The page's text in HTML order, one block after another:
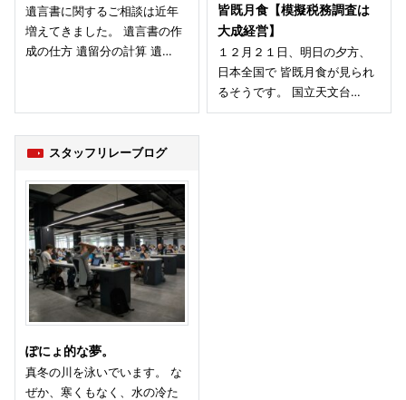
遺言書に関するご相談は近年
増えてきました。 遺言書の作
成の仕方 遺留分の計算 遺…
皆既月食【模擬税務調査は
大成経営】
１２月２１日、明日の夕方、
日本全国で 皆既月食が見られ
るそうです。 国立天文台…
スタッフリレーブログ
ぽにょ的な夢。
真冬の川を泳いでいます。 な
ぜか、寒くもなく、水の冷た